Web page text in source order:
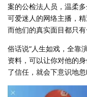
案的公检法人员，温柔
可爱迷人的网络主播，
而他们的真实面目都只有
俗话说“人生如戏，全靠
资料，可以让你对他的
了信任，就会下意识地忽